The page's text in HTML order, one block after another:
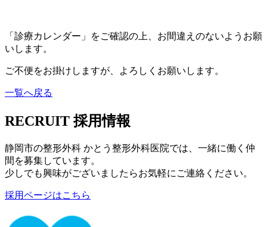
「診療カレンダー」をご確認の上、お間違えのないようお願
いします。
ご不便をお掛けしますが、よろしくお願いします。
一覧へ戻る
RECRUIT 採用情報
静岡市の整形外科 かとう整形外科医院では、一緒に働く仲
間を募集しています。
少しでも興味がございましたらお気軽にご連絡ください。
採用ページはこちら